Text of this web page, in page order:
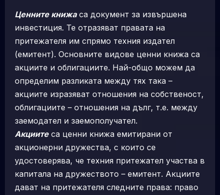
Ценните книжаса документ за извършена
инвестиция. Те отразяват правата на
притежателя им спрямо техния издател
(емитент). Основните видове ценни книжа са
акциите и облигациите. Най-общо можем да
определим разликата между тях така –
акциите изразяват отношения на собственост,
облигациите – отношения на дълг, т.е. между
заемодател и заемополучател.
Акциитеса ценни книжа емитирани от
акционерни дружества, с които се
удостоверява, че техния притежател участва в
капитала на дружеството – емитент. Акциите
дават на притежателя следните права: право